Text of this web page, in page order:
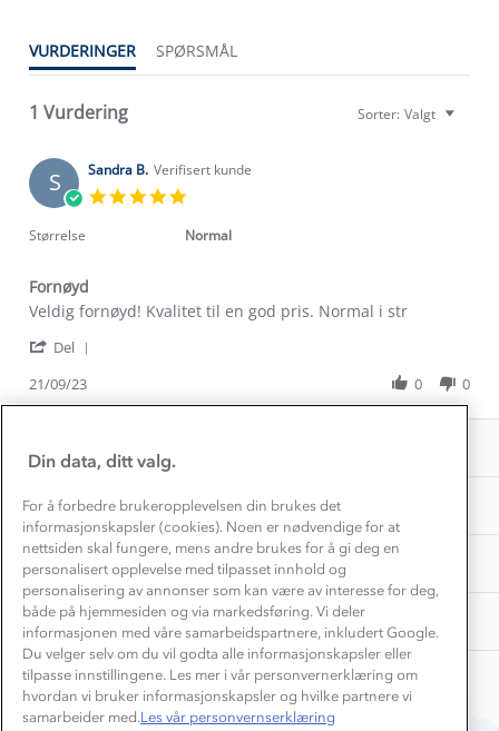
VURDERINGER SPØRSMÅL
1 Vurdering Sorter: Valgt
S Sandra B. Verifisert kunde
rating
Størrelse Normal
Fornøyd
Review
Sandra
on
21
review
Fornøyd
Veldig fornøyd! Kvalitet til en god pris. Normal i str
Del
by
on
Sep
2023
21/09/23 0 0
Kundeservice
Kontakt oss
Konkurransevinnere
Kundeklubb
Våre butikker
Bedrift, barnehage og SFO
OM OSS
Klima og miljø
Etisk handel
Inkludering
Materialer
Personvern
TIPS OG RÅD
Alt du trenger til Norgesferien
Dette trenger du til barnehagen
Gravidklær
Hvordan velge riktig turtøy?
EL-retur
Store størrelser
Turmat oppskrifter
Beredskap
AKTIVITETER
Få turinspirasjon og tips her⛰
Storms turtips🐿️
Leirskole 🥾
Barnehageansatt
Tips til hyttetur
Din data, ditt valg.
For å forbedre brukeropplevelsen din brukes det
informasjonskapsler (cookies). Noen er nødvendige for at
nettsiden skal fungere, mens andre brukes for å gi deg en
personalisert opplevelse med tilpasset innhold og
personalisering av annonser som kan være av interesse for deg,
både på hjemmesiden og via markedsføring. Vi deler
informasjonen med våre samarbeidspartnere, inkludert Google.
Du velger selv om du vil godta alle informasjonskapsler eller
tilpasse innstillingene. Les mer i vår personvernerklæring om
hvordan vi bruker informasjonskapsler og hvilke partnere vi
samarbeider med.Les vår personvernserklæring